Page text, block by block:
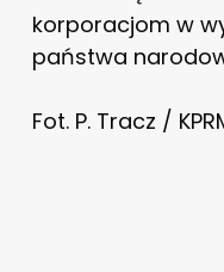
korporacjom w
państwa
Fot. P. Tracz /